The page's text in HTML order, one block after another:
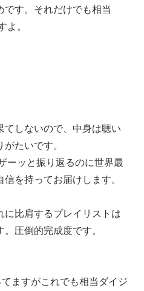
です。それだけでも相当
。
しないので、中身は聴い
たいです。
ーッと振り返るのに世界最
を持ってお届けします。
比肩するプレイリストは
圧倒的完成度です。
ますがこれでも相当ダイジ